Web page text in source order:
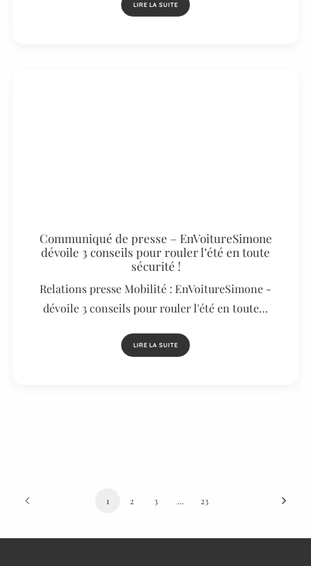
LIRE LA SUITE
Communiqué de presse – EnVoitureSimone
dévoile 3 conseils pour rouler l’été en toute
sécurité !
Relations presse Mobilité : EnVoitureSimone -
dévoile 3 conseils pour rouler l'été en toute…
LIRE LA SUITE
1 2 3 … 23